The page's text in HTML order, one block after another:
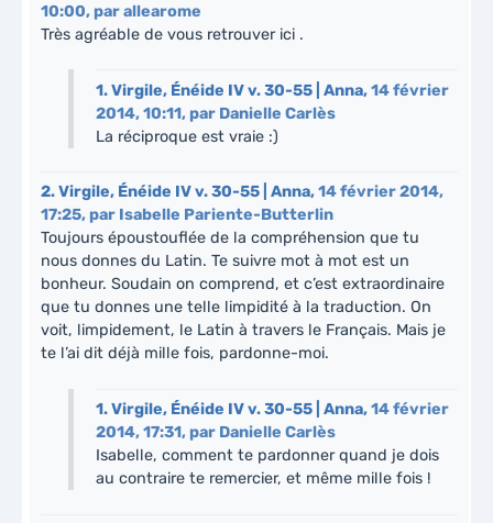
10:00,parallearome
Très agréable de vous retrouver ici .
1.Virgile, Énéide IV v. 30-55 | Anna,14 février
2014, 10:11,par Danielle Carlès
La réciproque est vraie :)
2.Virgile, Énéide IV v. 30-55 | Anna,14 février 2014,
17:25,par Isabelle Pariente-Butterlin
Toujours époustouflée de la compréhension que tu
nous donnes du Latin. Te suivre mot à mot est un
bonheur. Soudain on comprend, et c’est extraordinaire
que tu donnes une telle limpidité à la traduction. On
voit, limpidement, le Latin à travers le Français. Mais je
te l’ai dit déjà mille fois, pardonne-moi.
1.Virgile, Énéide IV v. 30-55 | Anna,14 février
2014, 17:31,par Danielle Carlès
Isabelle, comment te pardonner quand je dois
au contraire te remercier, et même mille fois !